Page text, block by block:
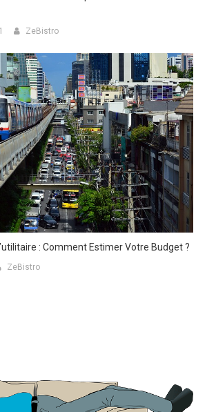
ZeBistro
: Comment Estimer Votre Budget ?
ZeBistro